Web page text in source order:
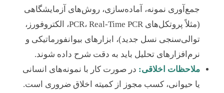
جمع‌آوری نمونه، آماده‌سازی، روش‌های آزمایشگاهی
(مثلاً پروتکل‌های PCR، Real-Time PCR، الکتروفورز،
توالی‌سنجی نسل جدید)، ابزارهای بیوانفورماتیکی و
نرم‌افزارهای تحلیل باید به دقت شرح داده شوند.
ملاحظات اخلاقی: در صورت کار با نمونه‌های انسانی
یا حیوانی، کسب مجوز از کمیته اخلاق ضروری است.